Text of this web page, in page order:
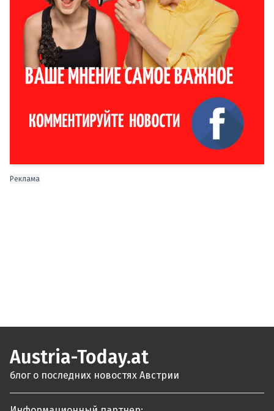
Реклама
Austria-Today.at
блог о последних новостях Австрии